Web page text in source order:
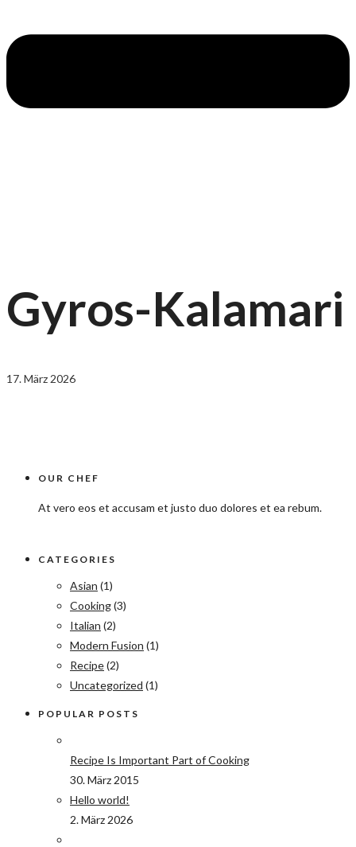
Gyros-Kalamari
17. März 2026
OUR CHEF
At vero eos et accusam et justo duo dolores et ea rebum.
CATEGORIES
Asian (1)
Cooking(3)
Italian (2)
Modern Fusion (1)
Recipe(2)
Uncategorized (1)
POPULAR POSTS
Recipe Is Important Part of Cooking
30. März 2015
Hello world!
2. März 2026